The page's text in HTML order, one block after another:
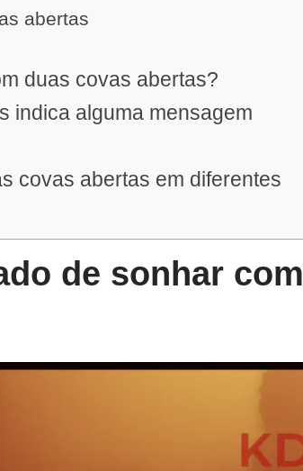
abertas
duas covas abertas?
indica alguma mensagem
covas abertas em diferentes
de sonhar com